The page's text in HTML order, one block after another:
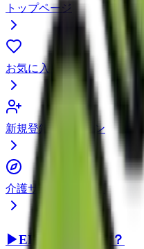
トップページ
お気に入り
新規登録・ログイン
介護サービスガイド
▶EEFUL DBとは？